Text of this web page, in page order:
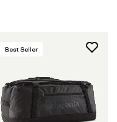
Best Seller